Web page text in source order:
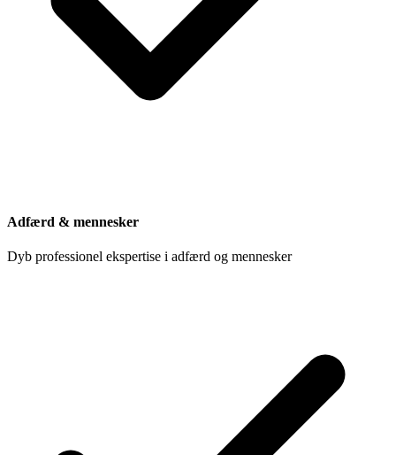
Adfærd & mennesker
Dyb professionel ekspertise i adfærd og mennesker